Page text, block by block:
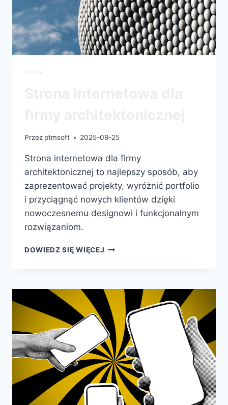
Przez ptmsoft 2025-09-25
Strona internetowa dla firmy
architektonicznej to najlepszy sposób, aby
zaprezentować projekty, wyróżnić portfolio
i przyciągnąć nowych klientów dzięki
nowoczesnemu designowi i funkcjonalnym
rozwiązaniom.
DOWIEDZ SIĘ WIĘCEJ